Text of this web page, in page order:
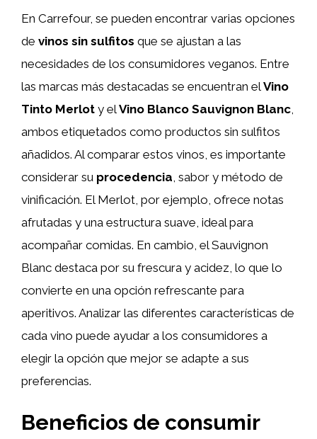
En Carrefour, se pueden encontrar varias opciones
de vinos sin sulfitos que se ajustan a las
necesidades de los consumidores veganos. Entre
las marcas más destacadas se encuentran elVino
Tinto Merlot y elVino Blanco Sauvignon Blanc
ambos etiquetados como productos sin sulfitos
añadidos. Al comparar estos vinos, es importante
considerar su procedencia , sabor y método de
vinificación. El Merlot, por ejemplo, ofrece notas
afrutadas y una estructura suave, ideal para
acompañar comidas. En cambio, el Sauvignon
Blanc destaca por su frescura y acidez, lo que lo
convierte en una opción refrescante para
aperitivos. Analizar las diferentes características de
cada vino puede ayudar a los consumidores a
elegir la opción que mejor se adapte a sus
preferencias.
Beneficios de consumir